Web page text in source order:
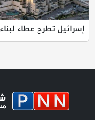
إسرائيل تطرح عطاء لبناء 627 وحدة استيطان...